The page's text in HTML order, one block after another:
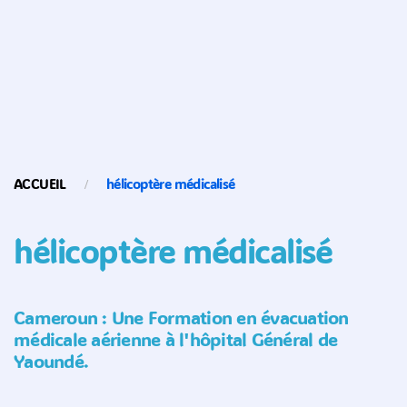
ACCUEIL hélicoptère médicalisé
hélicoptère médicalisé
Cameroun : Une Formation en évacuation
médicale aérienne à l'hôpital Général de
Yaoundé.